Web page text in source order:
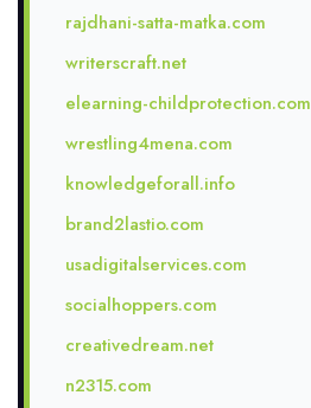
rajdhani-satta-matka.com
writerscraft.net
elearning-childprotection.com
wrestling4mena.com
knowledgeforall.info
brand2lastio.com
usadigitalservices.com
socialhoppers.com
creativedream.net
n2315.com